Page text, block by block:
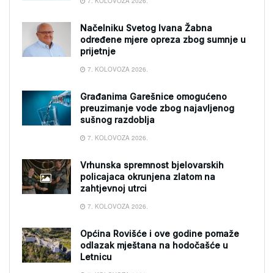
Načelniku Svetog Ivana Žabna
određene mjere opreza zbog sumnje u
prijetnje
7. KOLOVOZA 2026.
Građanima Garešnice omogućeno
preuzimanje vode zbog najavljenog
sušnog razdoblja
7. KOLOVOZA 2026.
Vrhunska spremnost bjelovarskih
policajaca okrunjena zlatom na
zahtjevnoj utrci
7. KOLOVOZA 2026.
Općina Rovišće i ove godine pomaže
odlazak mještana na hodočašće u
Letnicu